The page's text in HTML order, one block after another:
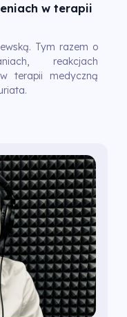
w terapii
Tym razem o
reakcjach
terapii medyczną